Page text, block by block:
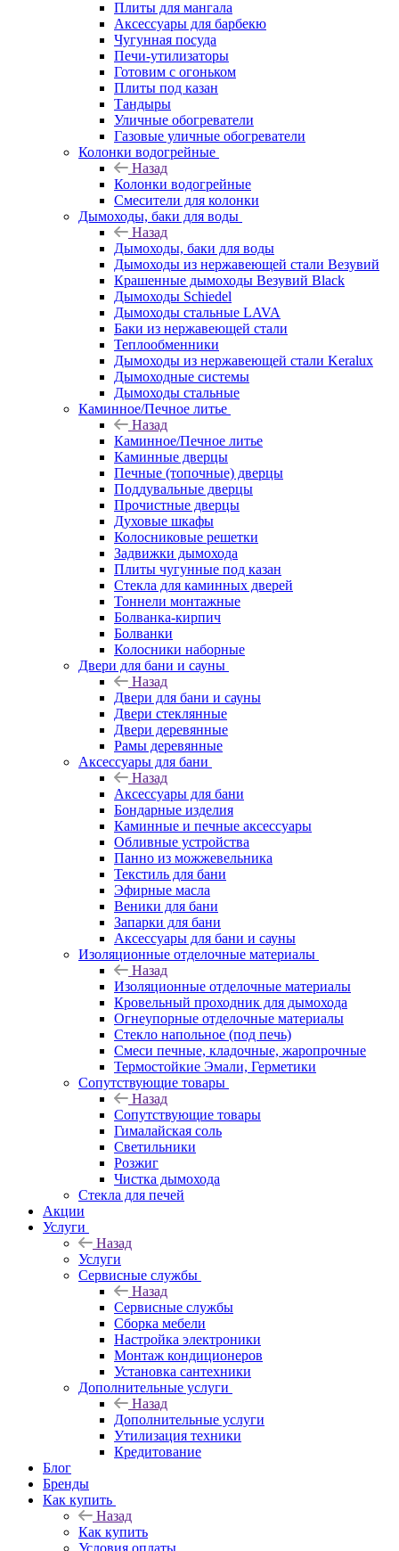
Плиты для мангала
Аксессуары для барбекю
Чугунная посуда
Печи-утилизаторы
Готовим с огоньком
Плиты под казан
Тандыры
Уличные обогреватели
Газовые уличные обогреватели
Колонки водогрейные
Назад
Колонки водогрейные
Смесители для колонки
Дымоходы, баки для воды
Назад
Дымоходы, баки для воды
Дымоходы из нержавеющей стали Везувий
Крашенные дымоходы Везувий Black
Дымоходы Schiedel
Дымоходы стальные LAVA
Баки из нержавеющей стали
Теплообменники
Дымоходы из нержавеющей стали Keralux
Дымоходные системы
Дымоходы стальные
Каминное/Печное литье
Назад
Каминное/Печное литье
Каминные дверцы
Печные (топочные) дверцы
Поддувальные дверцы
Прочистные дверцы
Духовые шкафы
Колосниковые решетки
Задвижки дымохода
Плиты чугунные под казан
Стекла для каминных дверей
Тоннели монтажные
Болванка-кирпич
Болванки
Колосники наборные
Двери для бани и сауны
Назад
Двери для бани и сауны
Двери стеклянные
Двери деревянные
Рамы деревянные
Аксессуары для бани
Назад
Аксессуары для бани
Бондарные изделия
Каминные и печные аксессуары
Обливные устройства
Панно из можжевельника
Текстиль для бани
Эфирные масла
Веники для бани
Запарки для бани
Аксессуары для бани и сауны
Изоляционные отделочные материалы
Назад
Изоляционные отделочные материалы
Кровельный проходник для дымохода
Огнеупорные отделочные материалы
Стекло напольное (под печь)
Смеси печные, кладочные, жаропрочные
Термостойкие Эмали, Герметики
Сопутствующие товары
Назад
Сопутствующие товары
Гималайская соль
Светильники
Розжиг
Чистка дымохода
Стекла для печей
Акции
Услуги
Назад
Услуги
Сервисные службы
Назад
Сервисные службы
Сборка мебели
Настройка электроники
Монтаж кондиционеров
Установка сантехники
Дополнительные услуги
Назад
Дополнительные услуги
Утилизация техники
Кредитование
Блог
Бренды
Как купить
Назад
Как купить
Условия оплаты